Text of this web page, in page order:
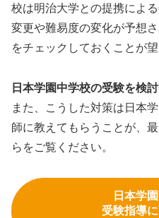
校は明治大学との提携によ
変更や難易度の変化が予想
をチェックしておくことが望
日本学園中学校の受験を検
また、こうした対策は日本
師に教えてもらうことが、
らをご覧ください。
日本学
受験指導